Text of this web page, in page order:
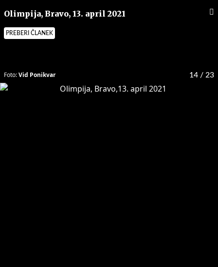
Olimpija, Bravo, 13. april 2021
PREBERI ČLANEK
14 / 23
Foto:Vid Ponikvar